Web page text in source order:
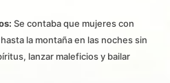
Se contaba que mujeres con
la montaña en las noches sin
lanzar maleficios y bailar